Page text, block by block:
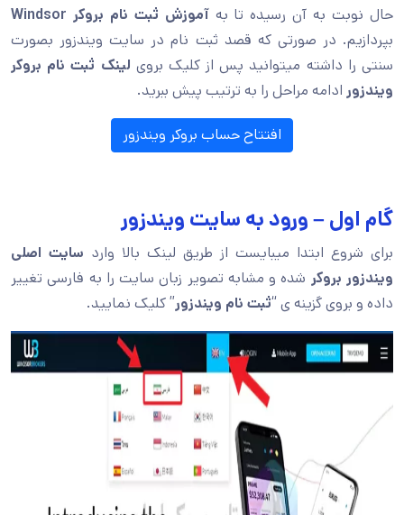
حال نوبت به آن رسیده تا بهآموزش ثبت نام بروکر Windsor
بپردازیم. در صورتی که قصد ثبت نام در سایت ویندزور بصورت
سنتی را داشته میتوانید پس از کلیک بروی لینک ثبت نام بروکر
ویندزور ادامه مراحل را به ترتیب پیش ببرید.
افتتاح حساب بروکر ویندزور
گام اول – ورود به سایت ویندزور
برای شروع ابتدا میبایست از طریق لینک بالا وارد سایت اصلی
ویندزور بروکر شده و مشابه تصویر زبان سایت را به فارسی تغییر
داده و بروی گزینه ی “ثبت نام ویندزور” کلیک نمایید.